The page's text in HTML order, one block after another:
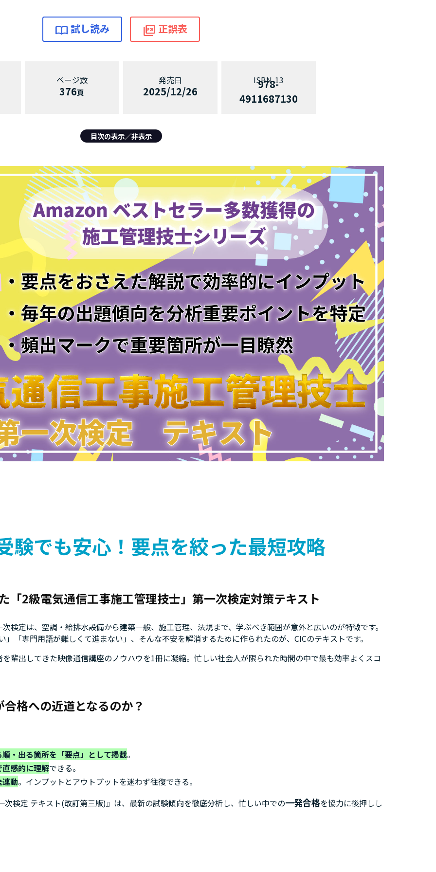
試し読み 正誤表
376 2025/12/26
978-
4911687130
目次の表示／非表示
電気通信工学
第1章 電気理論
第1節 電圧・電流・電気理論
第2節 電磁気学
第2章 通信工学
第1節 通信方式
第2節 通信システム
第3節 ネットワーク
第3章 情報工学
第1節 情報理論
第2節 コンピュータシステム
第3節 技術要素
第4章 電子工学
第1節 デバイス・電子回路
第2節 自動制御・計測
電気通信設備
第1章 有線電気通信設備
第1節 有線通信設備
第3章 ネットワーク設備
第4章 情報設備
第1節 コンピュータ設備
第5章 放送機械設備
第2節 映像収集・提供設備
第2節 気象観測システム
第1章 電気設備関係
第1節 電源供給設備
第2節 電源設備／高調波対策
第4節 雷保護設備等
験でも安心！要点を絞った最短攻略
「2級電気通信工事施工管理技士」第一次検定対策テキスト
検定は、空調・給排水設備から建築一般、施工管理、法規まで、学ぶべき範囲が意外と広いのが特徴です。
「専門用語が難しくて進まない」、そんな不安を解消するために作られたのが、CICのテキストです。
輩出してきた映像通信講座のノウハウを1冊に凝縮。忙しい社会人が限られた時間の中で最も効率よくスコ
格への近道となるのか？
順・出る箇所を「要点」として掲載。
感的に理解できる。
動。インプットとアウトプットを迷わず往復できる。
検定 テキスト(改訂第三版)』は、最新の試験傾向を徹底分析し、忙しい中での一発合格を協力に後押しし